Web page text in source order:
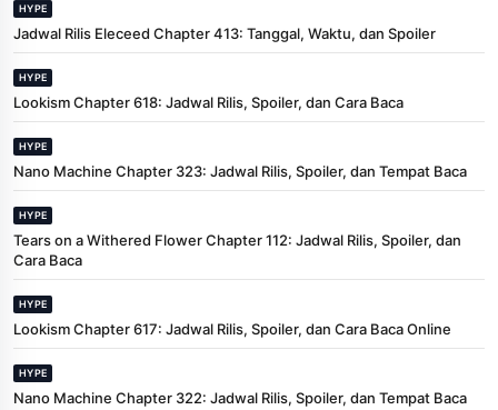
HYPE
Jadwal Rilis Eleceed Chapter 413: Tanggal, Waktu, dan Spoiler
HYPE
Lookism Chapter 618: Jadwal Rilis, Spoiler, dan Cara Baca
HYPE
Nano Machine Chapter 323: Jadwal Rilis, Spoiler, dan Tempat Baca
HYPE
Tears on a Withered Flower Chapter 112: Jadwal Rilis, Spoiler, dan
Cara Baca
HYPE
Lookism Chapter 617: Jadwal Rilis, Spoiler, dan Cara Baca Online
HYPE
Nano Machine Chapter 322: Jadwal Rilis, Spoiler, dan Tempat Baca